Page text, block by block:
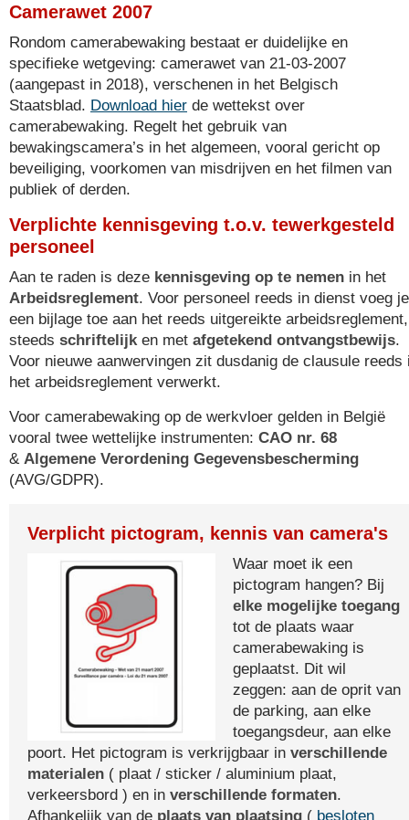
Camerawet 2007
Rondom camerabewaking bestaat er duidelijke en
specifieke wetgeving: camerawet van 21-03-2007
(aangepast in 2018), verschenen in het Belgisch
Staatsblad. Download hier de wettekst over
camerabewaking. Regelt het gebruik van
bewakingscamera’s in het algemeen, vooral gericht op
beveiliging, voorkomen van misdrijven en het filmen van
publiek of derden.
Verplichte kennisgeving t.o.v. tewerkgesteld
personeel
Aan te raden is deze kennisgeving op te nemen in het
Arbeidsreglement. Voor personeel reeds in dienst voeg je
een bijlage toe aan het reeds uitgereikte arbeidsreglement,
steeds schriftelijk en met afgetekend ontvangstbewijs.
Voor nieuwe aanwervingen zit dusdanig de clausule reeds
het arbeidsreglement verwerkt.
Voor camerabewaking op de werkvloer gelden in België
vooral twee wettelijke instrumenten: CAO nr. 68
& Algemene Verordening Gegevensbescherming
(AVG/GDPR).
Verplicht pictogram, kennis van camera's
Waar moet ik een
pictogram hangen? Bij
elke mogelijke toegang
tot de plaats waar
camerabewaking is
geplaatst. Dit wil
zeggen: aan de oprit van
de parking, aan elke
toegangsdeur, aan elke
poort. Het pictogram is verkrijgbaar in verschillende
materialen ( plaat / sticker / aluminium plaat,
verkeersbord ) en in verschillende formaten.
Afhankelijk van de plaats van plaatsing ( besloten